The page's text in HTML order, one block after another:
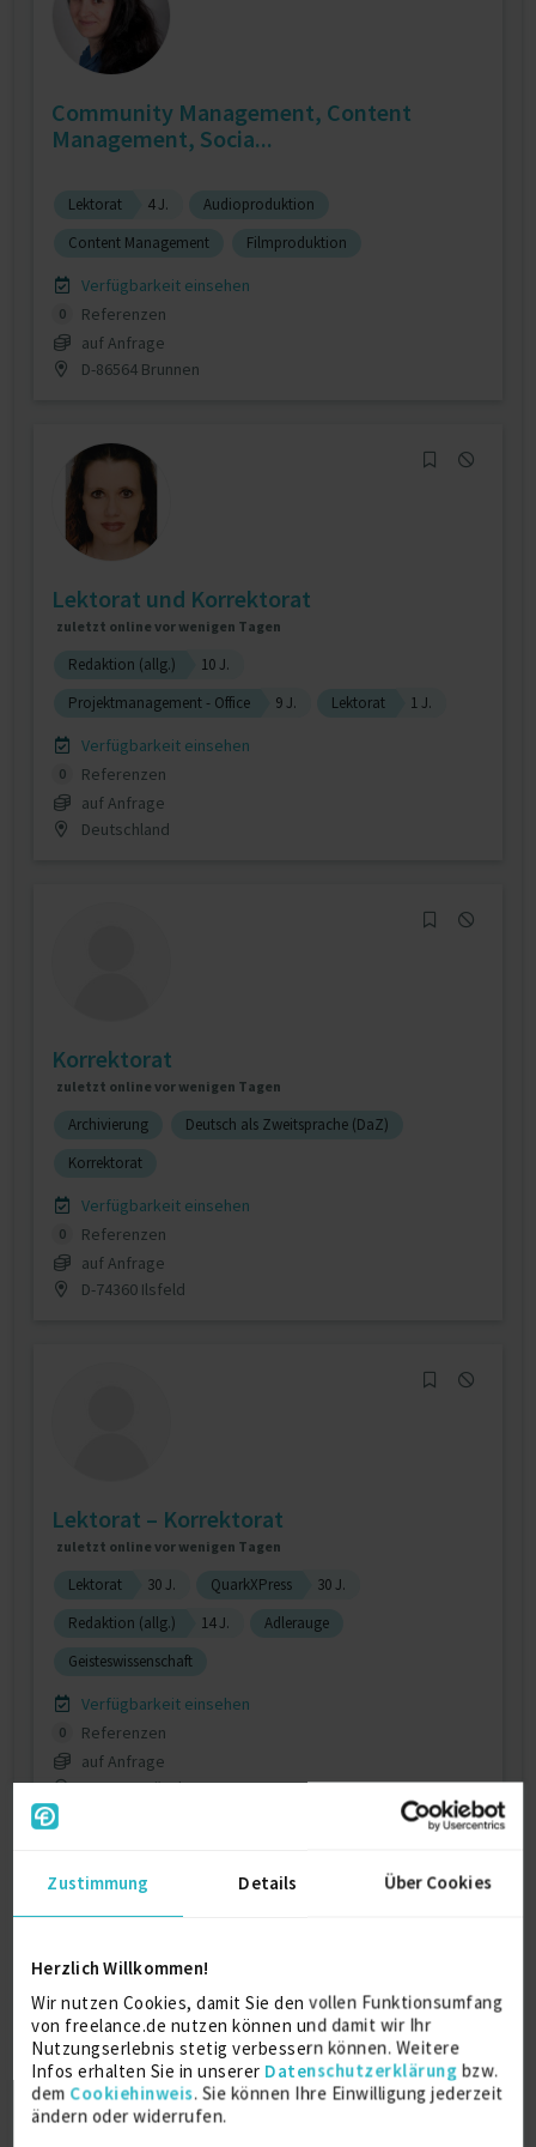
Zustimmung Details Über Cookies
Herzlich Willkommen!
Wir nutzen Cookies, damit Sie den vollen Funktionsumfang
von freelance.de nutzen können und damit wir Ihr
Nutzungserlebnis stetig verbessern können. Weitere
Infos erhalten Sie in unserer Datenschutzerklärung bzw.
dem Cookiehinweis. Sie können Ihre Einwilligung jederzeit
ändern oder widerrufen.
Community Management, Content
Management, Socia...
Lektorat 4 J.
Audioproduktion
Content Management
Filmproduktion
Verfügbarkeit einsehen
0
Referenzen
auf Anfrage
D-86564 Brunnen
Lektorat und Korrektorat
zuletzt online vor wenigen Tagen
Redaktion (allg.)
10 J.
Projektmanagement - Office
9 J. Lektorat 1 J.
Verfügbarkeit einsehen
0
Referenzen
auf Anfrage
Deutschland
Korrektorat
zuletzt online vor wenigen Tagen
Archivierung
Deutsch als Zweitsprache (DaZ)
Korrektorat
Verfügbarkeit einsehen
0
Referenzen
auf Anfrage
D-74360 Ilsfeld
Lektorat – Korrektorat
zuletzt online vor wenigen Tagen
Lektorat 30 J. QuarkXPress
30 J.
Redaktion (allg.)
14 J.
Adlerauge
Geisteswissenschaft
Verfügbarkeit einsehen
0
Referenzen
auf Anfrage
D-80798 München
Text. Lektorat. Korrektorat.
Copywriting Korrektorat
Lektorat
Sensitivity Reading